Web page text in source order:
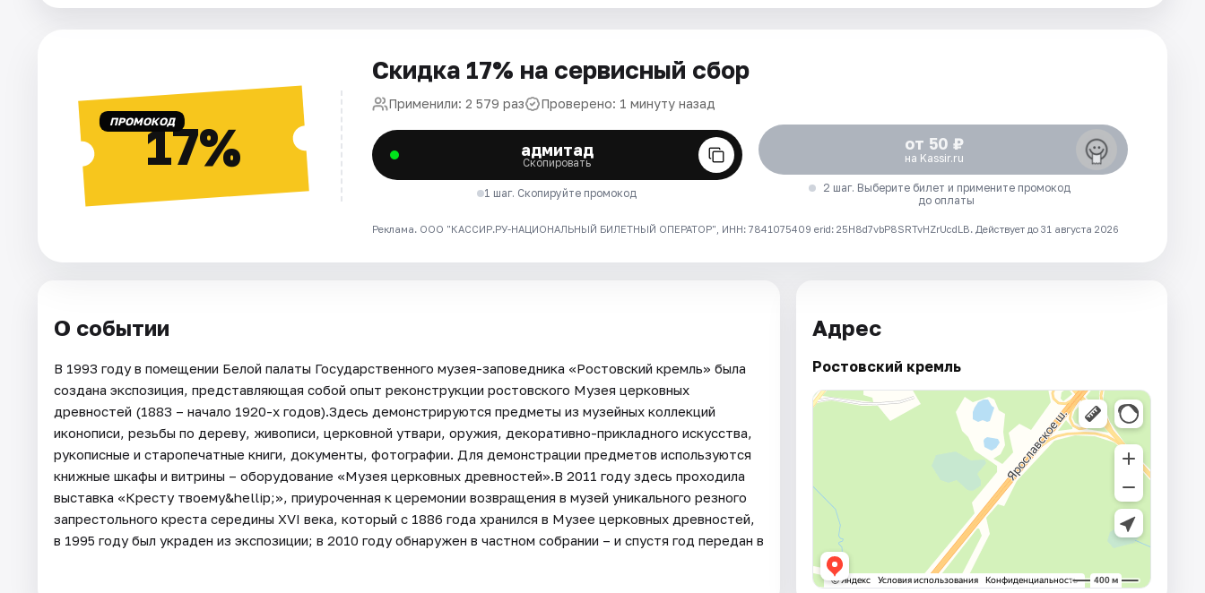
ПРОМОКОД17%
Скидка 17% на сервисный сбор
Применили: 2 579 раз Проверено: 1 минуту назад
адмитад
Скопировать
1 шаг. Скопируйте промокод
от 50 ₽
на Kassir.ru
2 шаг. Выберите билет и примените промокод
до оплаты
Реклама. ООО "КАССИР.РУ-НАЦИОНАЛЬНЫЙ БИЛЕТНЫЙ ОПЕРАТОР", ИНН: 7841075409 erid: 25H8d7vbP8SRTvHZrUcdLB. Действует до 31 августа 2026
О событии
В 1993 году в помещении Белой палаты Государственного музея-заповедника «Ростовский кремль» была
создана экспозиция, представляющая собой опыт реконструкции ростовского Музея церковных
древностей (1883 – начало 1920-х годов).Здесь демонстрируются предметы из музейных коллекций
иконописи, резьбы по дереву, живописи, церковной утвари, оружия, декоративно-прикладного искусства,
рукописные и старопечатные книги, документы, фотографии. Для демонстрации предметов используются
книжные шкафы и витрины – оборудование «Музея церковных древностей».В 2011 году здесь проходила
выставка «Кресту твоему&hellip;», приуроченная к церемонии возвращения в музей уникального резного
запрестольного креста середины XVI века, который с 1886 года хранился в Музее церковных древностей,
в 1995 году был украден из экспозиции; в 2010 году обнаружен в частном собрании – и спустя год передан в
Адрес
Ростовский кремль